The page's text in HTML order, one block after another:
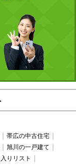
帯広の中古住宅
旭川の一戸建て
りリスト